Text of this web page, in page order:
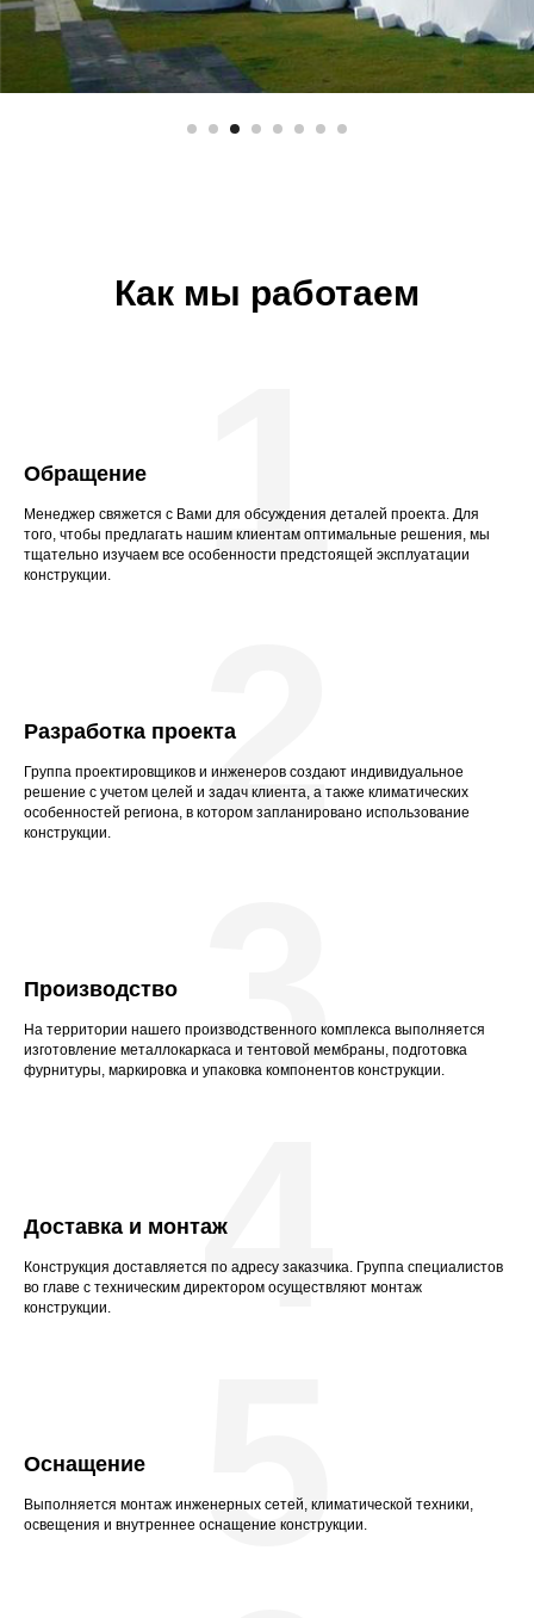
Как мы работаем
Обращение
Менеджер свяжется с Вами для обсуждения деталей проекта. Для
того, чтобы предлагать нашим клиентам оптимальные решения, мы
тщательно изучаем все особенности предстоящей эксплуатации
конструкции.
1
Разработка проекта
Группа проектировщиков и инженеров создают индивидуальное
решение с учетом целей и задач клиента, а также климатических
особенностей региона, в котором запланировано использование
конструкции.
2
Производство
На территории нашего производственного комплекса выполняется
изготовление металлокаркаса и тентовой мембраны, подготовка
фурнитуры, маркировка и упаковка компонентов конструкции.
3
Доставка и монтаж
Конструкция доставляется по адресу заказчика. Группа специалистов
во главе с техническим директором осуществляют монтаж
конструкции.
4
Оснащение
Выполняется монтаж инженерных сетей, климатической техники,
освещения и внутреннее оснащение конструкции.
5